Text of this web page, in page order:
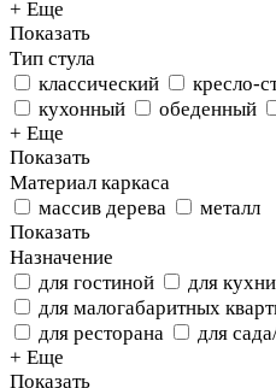
+ Еще
Показать
Тип стула
классический
кресло-
кухонный
обеденный
+ Еще
Показать
Материал каркаса
массив дерева
металл
Показать
Назначение
для гостиной
для кухни
для малогабаритных
для ресторана
для
+ Еще
Показать